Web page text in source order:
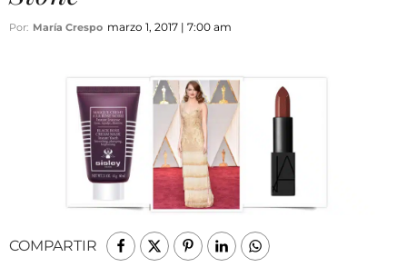
Por: María Crespo marzo 1, 2017 | 7:00 am
COMPARTIR